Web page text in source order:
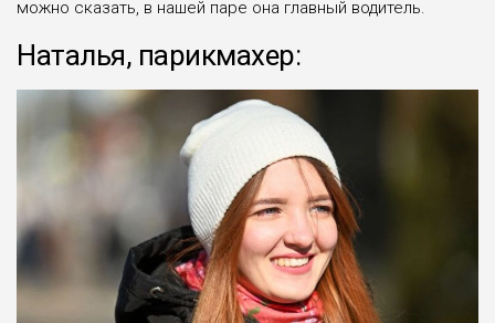
можно сказать, в нашей паре она главный водитель.
Наталья, парикмахер: